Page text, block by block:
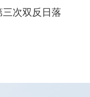
次双反日落